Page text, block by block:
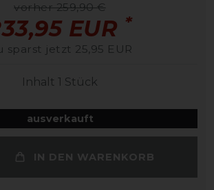
vorher 259,90 €
EUR *
sparst jetzt 25,95 EUR
Inhalt 1 Stück
ausverkauft
IN DEN WARENKORB